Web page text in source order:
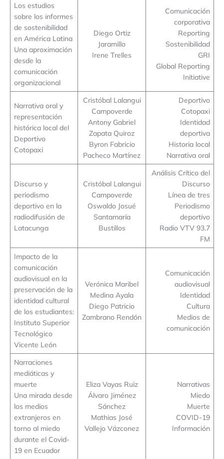
Los estudios
sobre los informes
de sostenibilidad
en América Latina
Una aproximación
desde la
comunicación
organizacional
Diego Ortiz
Jaramillo
Irene Trelles
Comunicación
corporativa
Reporting
Sostenibilidad
GRI
Global Reporting
Initiative
Narrativa oral y
representación
histórica local del
Deportivo
Cotopaxi
Cristóbal Lalangui
Campoverde
Antony Gabriel
Zapata Quiroz
Byron Fabricio
Pacheco Martínez
Deportivo
Cotopaxi
Identidad
deportiva
Historia local
Narrativa oral
Discurso y
periodismo
deportivo en la
radiodifusión de
Latacunga
Cristóbal Lalangui
Campoverde
Oswaldo Josué
Santamaría
Bustillos
Análisis Crítico del
Discurso
Línea de tres
Periodismo
deportivo
Radio VTV 93.7
FM
Impacto de la
comunicación
audiovisual en la
preservación de la
identidad cultural
de los estudiantes:
Instituto Superior
Tecnológico
Vicente León
Verónica Maribel
Medina Ayala
Diego Patricio
Zambrano Rendón
Comunicación
audiovisual
Identidad
Cultura
Medios de
comunicación
Narraciones
mediáticas y
muerte
Una mirada desde
los medios
extranjeros en
torno al miedo
durante el Covid-
19 en Ecuador
Eliza Vayas Ruiz
Álvaro Jiménez
Sánchez
Mathias José
Vallejo Vázconez
Narrativas
Miedo
Muerte
COVID-19
Información